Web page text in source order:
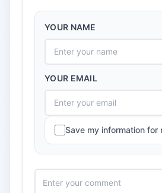
YOUR NAME
YOUR EMAIL
Save my information for